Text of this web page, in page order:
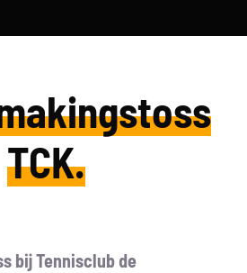
TCK.
bij Tennisclub de